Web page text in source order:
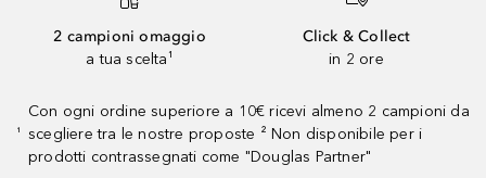
2 campioni omaggio
a tua scelta¹
Click & Collect
in 2 ore
¹
Con ogni ordine superiore a 10€ ricevi almeno 2 campioni da
scegliere tra le nostre proposte ² Non disponibile per i
prodotti contrassegnati come "Douglas Partner"